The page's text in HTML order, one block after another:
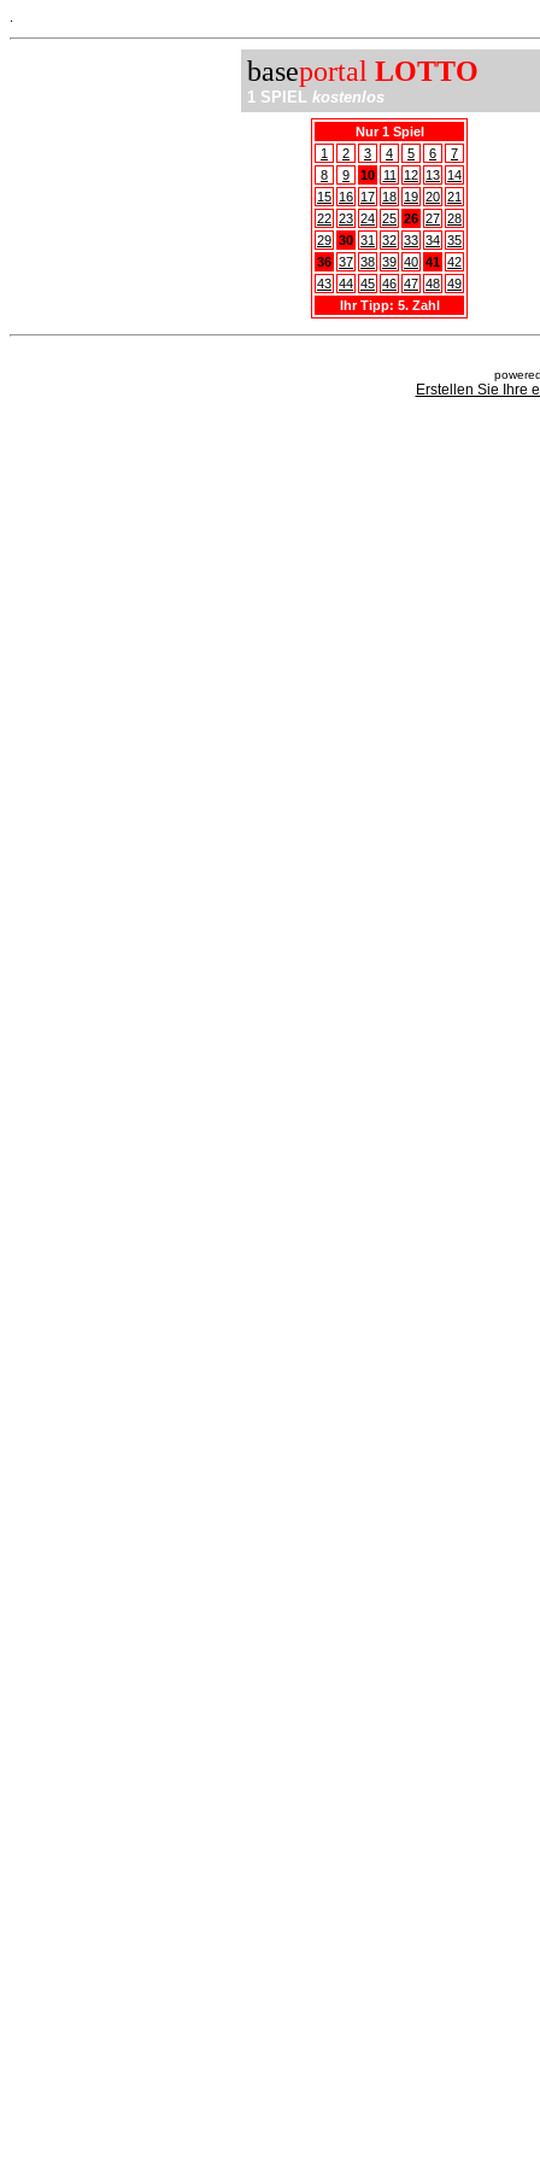
baseportal LOTTO
1 SPIEL kostenlos
Nur 1 Spiel
1
2 3 4 5 6
7
8
9 10 11 12 13 14
15 16 17 18 19 20 21
22 23 24 25 26 27 28
29 30 31 32 33 34 35
36 37 38 39 40 41 42
43 44 45 46 47 48 49
Ihr Tipp: 5. Zahl
Erstellen Sie Ihre